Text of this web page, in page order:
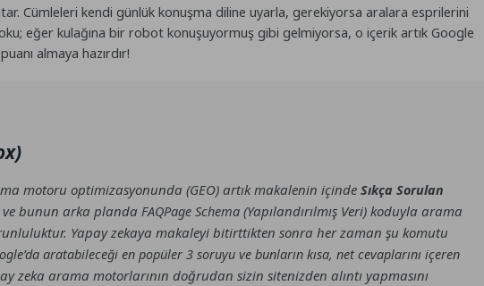
Cümleleri kendi günlük konuşma diline uyarla, gerekiyorsa aralara esprilerini
eğer kulağına bir robot konuşuyormuş gibi gelmiyorsa, o içerik artık Google
almaya hazırdır!
motoru optimizasyonunda (GEO) artık makalenin içinde Sıkça Sorulan
bunun arka planda FAQPage Schema (Yapılandırılmış Veri) koduyla arama
Yapay zekaya makaleyi bitirttikten sonra her zaman şu komutu
aratabileceği en popüler 3 soruyu ve bunların kısa, net cevaplarını içeren
zeka arama motorlarının doğrudan sizin sitenizden alıntı yapmasını